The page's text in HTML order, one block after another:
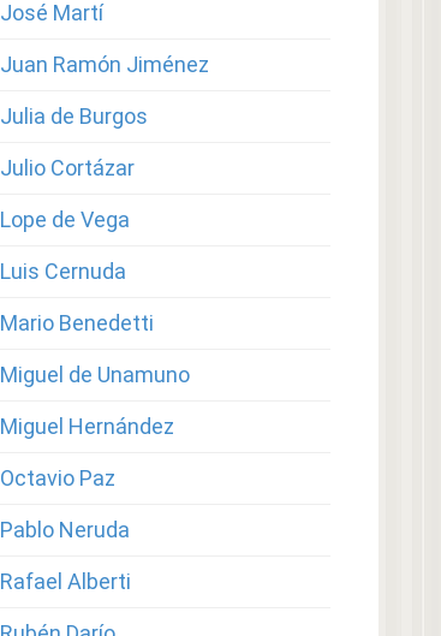
José Martí
Juan Ramón Jiménez
Julia de Burgos
Julio Cortázar
Lope de Vega
Luis Cernuda
Mario Benedetti
Miguel de Unamuno
Miguel Hernández
Octavio Paz
Pablo Neruda
Rafael Alberti